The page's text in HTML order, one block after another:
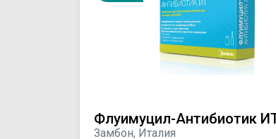
Флуимуцил-Антибиотик
Замбон, Италия